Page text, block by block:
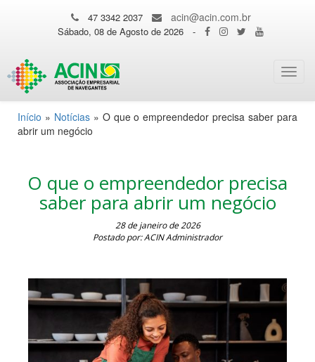
47 3342 2037 acin@acin.com.br
Sábado, 08 de Agosto de 2026 -
Início » Notícias» O que o empreendedor precisa saber para
abrir um negócio
O que o empreendedor precisa
saber para abrir um negócio
28 de janeiro de 2026
Postado por: ACIN Administrador